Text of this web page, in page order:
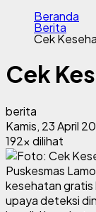
Beranda
Berita
Cek
Cek
berita
Kamis, 23 April
192x dilihat
Puskesmas
kesehatan gratis
upaya deteksi